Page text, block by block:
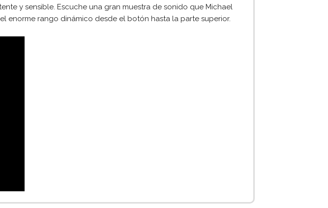
y sensible. Escuche una gran muestra de sonido que Michael
enorme rango dinámico desde el botón hasta la parte superior.